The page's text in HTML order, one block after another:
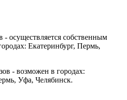
- осуществляется собственным
Екатеринбург, Пермь,
- возможен в городах:
Уфа, Челябинск.